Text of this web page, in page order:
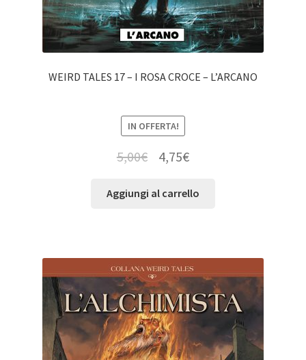
WEIRD TALES 17 – I ROSA CROCE – L’ARCANO
IN OFFERTA!
5,00€ 4,75€
Aggiungi al carrello